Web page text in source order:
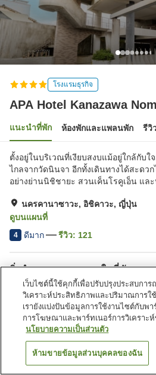
โรงแรมธุรกิจ
APA Hotel Kanazawa
แนะนำที่พัก ห้องพักและแพลนพัก รีวิ
ตั้งอยู่ในบริเวณที่เงียบสงบแม้อยู่ใกล้กับใ
ไกลจากวัดนินจา อีกทั้งเดินทางได้สะดว
อย่างย่านนิชิชายะ สวนเค็นโรคูเอ็น แล
นครคานาซาวะ, อิชิคาวะ, ญี่ปุ่น
ดูบนแผนที่
4 ดีมาก รีวิว: 121
สิ่งอำนวยความสะดวกในที่พัก
ที่จอดรถ
สป
ร้านอาหาร
ตู้จ
หน้าแรก ญี่ปุ่น อิชิคาวะ
APA Hotel Kanazawa Nomachi
ค้นหาห้องพัก
เว็บไซต์นี้ใช้คุกกี้เพื่อปรับปรุงประสบกา
วิเคราะห์ประสิทธิภาพและปริมาณการใ
เรายังแบ่งปันข้อมูลการใช้งานไซต์กับพา
การโฆษณาและพาร์ทเนอร์การวิเคราะห์
นโยบายความเป็นส่วนตัว
ห้ามขายข้อมูลส่วนบุคคลของฉัน